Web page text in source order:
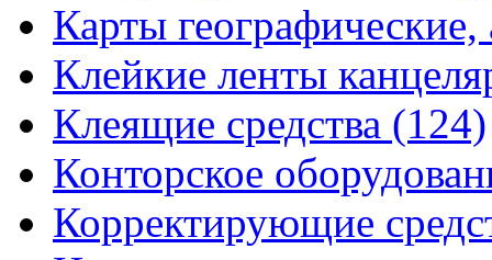
Карты
Клейкие ленты
Клеящие средства (124)
Конторское
Корректирующие